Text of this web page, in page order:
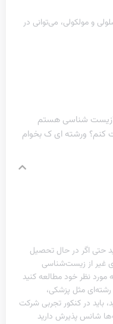
و مولکولی، می‌توانی در
سلام وقتتون بخیر من دانشجوری ترم ۲زیست شناسی هستم
کنم؟ ورشته ای ک بخوام
حتی اگر در حال تحصیل
غیر از زیست‌شناسی
مورد نظر خود مطالعه کنید
مثل پزشکی،
باید در کنکور تجربی شرکت
شانس پذیرش دارید